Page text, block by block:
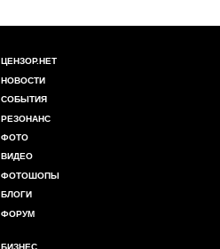
ЦЕНЗОР.НЕТ
НОВОСТИ
СОБЫТИЯ
РЕЗОНАНС
ФОТО
ВИДЕО
ФОТОШОПЫ
БЛОГИ
ФОРУМ
БИЗНЕС